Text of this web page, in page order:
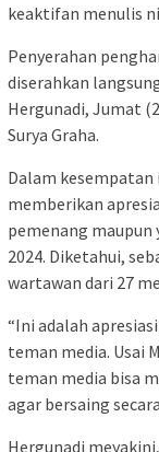
keaktifan menulis
Penyerahan
diserahkan
Hergunadi, Jumat
Surya Graha.
Dalam
memberikan
pemenang maupun
2024. Diketahui,
wartawan dari 27
“Ini adalah
teman media. Usai
teman media bisa
agar bersaing
Hergunadi